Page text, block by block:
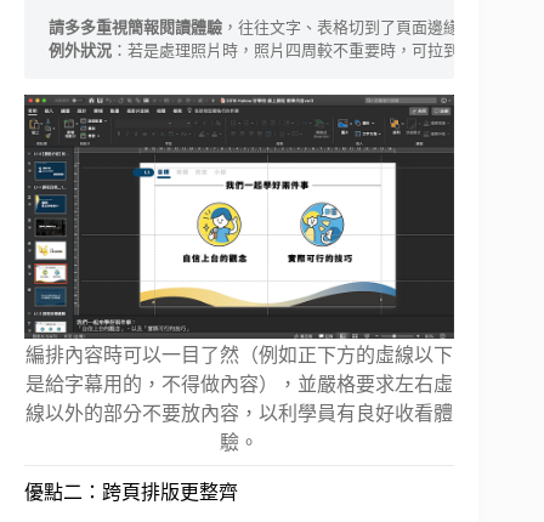
請多多重視簡報閱讀體驗
例外狀況 ：若是處理照片時，照片四周較不重要時，可拉到邊角滿版沒
編排內容時可以一目了然（例如正下方的虛線以下
是給字幕用的，不得做內容），並嚴格要求左右虛
線以外的部分不要放內容，以利學員有良好收看體
驗。
優點二：跨頁排版更整齊